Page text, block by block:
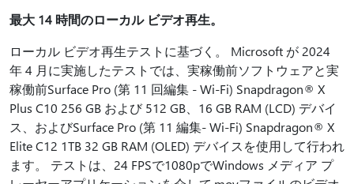
最大 14 時間のローカル ビデオ再生。
ローカル ビデオ再生テストに基づく。 Microsoft が 2024
年 4 月に実施したテストでは、実稼働前ソフトウェアと実
稼働前Surface Pro (第 11 回編集 - Wi-Fi) Snapdragon® X
Plus C10 256 GB および 512 GB、16 GB RAM (LCD) デバイ
ス、およびSurface Pro (第 11 編集- Wi-Fi) Snapdragon® X
Elite C12 1TB 32 GB RAM (OLED) デバイスを使用して行われ
ます。 テストは、24 FPSで1080pでWindows メディア プ